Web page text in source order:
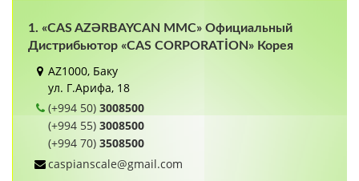
1. «CAS AZƏRBAYCAN MMC» Официальный
Дистрибьютор «CAS CORPORATİON» Корея
AZ1000, Баку
ул. Г.Арифа, 18
(+994 50) 3008500
(+994 55) 3008500
(+994 70) 3508500
caspianscale@gmail.com